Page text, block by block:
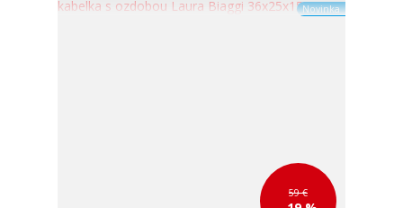
Novinka
59 €